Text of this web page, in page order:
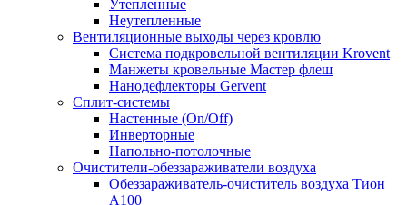
Утепленные
Неутепленные
Вентиляционные выходы через кровлю
Система подкровельной вентиляции Krovent
Манжеты кровельные Мастер флеш
Нанодефлекторы Gervent
Сплит-системы
Настенные (On/Off)
Инверторные
Напольно-потолочные
Очистители-обеззараживатели воздуха
Обеззараживатель-очиститель воздуха Тион
А100